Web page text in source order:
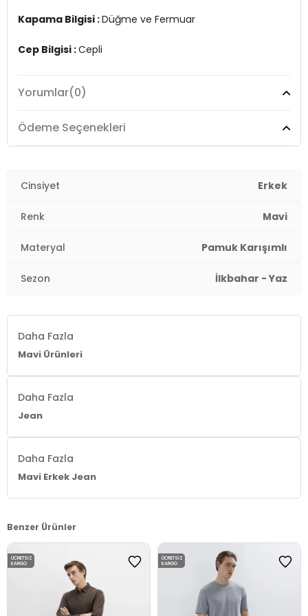
Kapama Bilgisi :Düğme ve Fermuar
Cep Bilgisi :Cepli
78 cm / Basen : 82 cm / Beden : 30-32
Yorumlar(0)
Ödeme Seçenekleri
Cinsiyet Erkek
Renk Mavi
Materyal Pamuk Karışımlı
Sezon İlkbahar - Yaz
Daha Fazla
Mavi Ürünleri
Daha Fazla
Jean
Daha Fazla
Mavi Erkek Jean
Benzer Ürünler
ÜCRETSIZ
KARGO
ÜCRETSIZ
KARGO